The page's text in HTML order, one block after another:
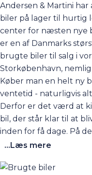
derfor er det vigtigt for
er i tip-top stand, når
Andersen & Martini
biler på lager til hurtig
center for næsten nye
er en af Danmarks
brugte biler til salg i
Storkøbenhavn,
Køber man en helt ny
ventetid - naturligvis
Derfor er det værd at
bil, der står klar til at
inden for få dage. På
rundt og vente spændt
og ikke kan vente - fx
...Læs mere